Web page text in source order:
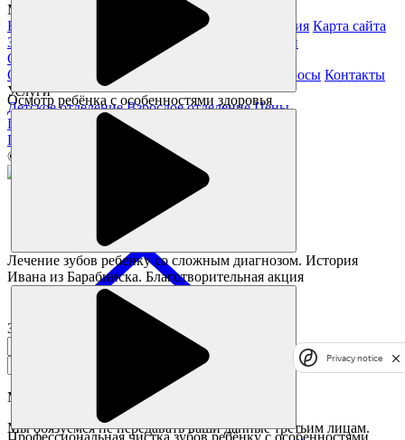
Осмотр ребёнка с особенностями здоровья
Лечение зубов ребенку со сложным диагнозом. История
Ивана из Барабинска. Благотворительная акция
Профессиональная чистка зубов ребёнку с особенностями
Magickids Новосибирск, 2026
Благотворительность
Юридическая информация Карта сайта
Заявление на получение справки из налоговой
О нас
О клинике
Специалисты Частые вопросы Контакты
Услуги
Детское отделение Взрослое отделение Цены
Полезное
Памятка пациента
Статьи
© Все права защищены.
Заказать звонок
Мы перезвоним в течении
Мы обязуемся не передавать ваши данные третьим лицам.
Privacy notice